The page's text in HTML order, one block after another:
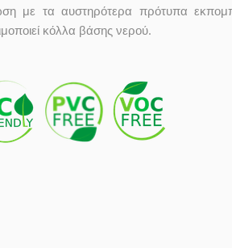
με τα αυστηρότερα πρότυπα
κόλλα βάσης νερού.